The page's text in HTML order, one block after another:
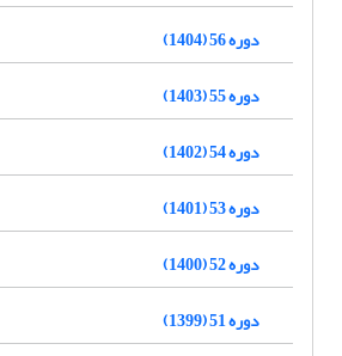
دوره 56 (1404)
دوره 55 (1403)
دوره 54 (1402)
دوره 53 (1401)
دوره 52 (1400)
دوره 51 (1399)